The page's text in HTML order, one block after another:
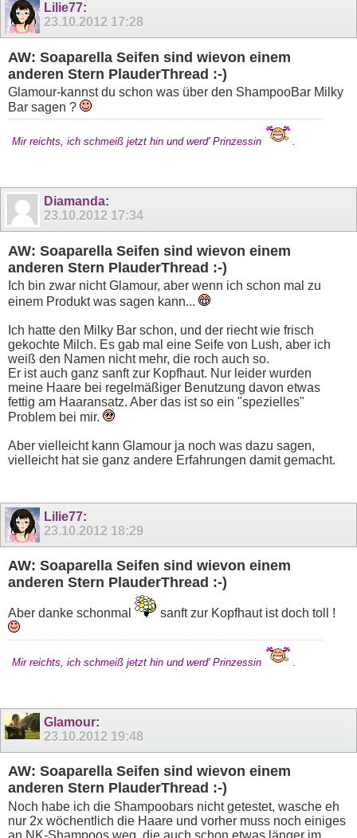
Lilie77:
23.10.2012 17:28
AW: Soaparella Seifen sind wievon einem
anderen Stern PlauderThread :-)
Glamour-kannst du schon was über den ShampooBar Milky
Bar sagen ?
Mir reichts, ich schmeiß jetzt hin und werd' Prinzessin .
Diamanda:
23.10.2012 17:34
AW: Soaparella Seifen sind wievon einem
anderen Stern PlauderThread :-)
Ich bin zwar nicht Glamour, aber wenn ich schon mal zu
einem Produkt was sagen kann...
Ich hatte den Milky Bar schon, und der riecht wie frisch
gekochte Milch. Es gab mal eine Seife von Lush, aber ich
weiß den Namen nicht mehr, die roch auch so.
Er ist auch ganz sanft zur Kopfhaut. Nur leider wurden
meine Haare bei regelmäßiger Benutzung davon etwas
fettig am Haaransatz. Aber das ist so ein "spezielles"
Problem bei mir.
Aber vielleicht kann Glamour ja noch was dazu sagen,
vielleicht hat sie ganz andere Erfahrungen damit gemacht.
Lilie77:
23.10.2012 18:29
AW: Soaparella Seifen sind wievon einem
anderen Stern PlauderThread :-)
Aber danke schonmal sanft zur Kopfhaut ist doch toll !
Mir reichts, ich schmeiß jetzt hin und werd' Prinzessin
Glamour:
23.10.2012 19:48
AW: Soaparella Seifen sind wievon einem
anderen Stern PlauderThread :-)
Noch habe ich die Shampoobars nicht getestet, wasche eh
nur 2x wöchentlich die Haare und vorher muss noch einiges
an NK-Shampoos weg, die auch schon etwas länger im